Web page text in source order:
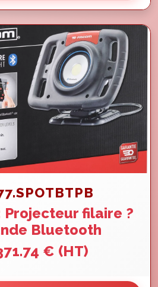
Projecteur filaire ?
Bluetooth
€ (HT)